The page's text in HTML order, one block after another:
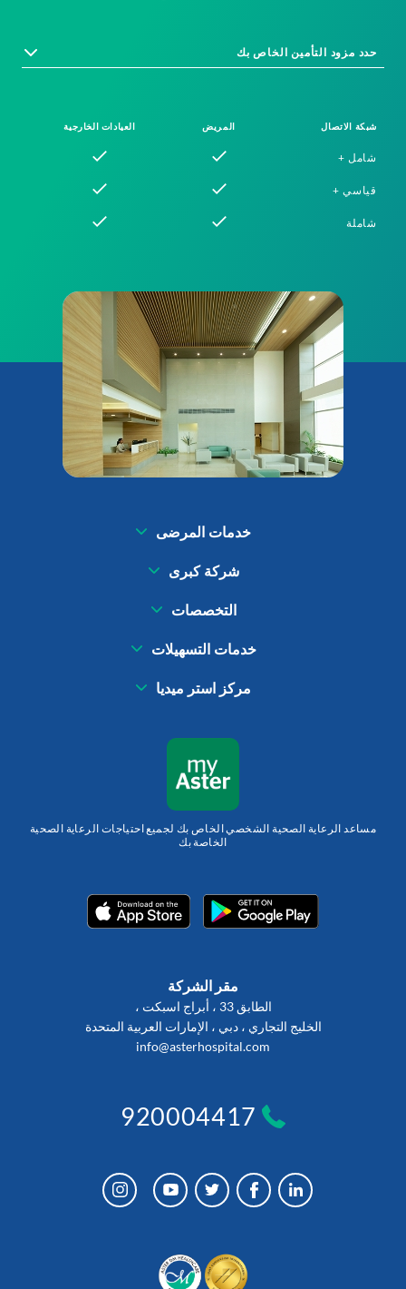
حدد مزود التأمين الخاص بك
شبكة الاتصال المريض العيادات الخارجية
شامل +
قياسي +
شاملة
خدمات المرضى
شركة كبرى
التخصصات
خدمات التسهيلات
مركز استر ميديا
مساعد الرعاية الصحية الشخصي الخاص بك لجميع احتياجات الرعاية الصحية
الخاصة بك
مقر الشركة
الطابق 33 ، أبراج اسبكت ،
الخليج التجاري ، دبي ، الإمارات العربية المتحدة
info@asterhospital.com
920004417